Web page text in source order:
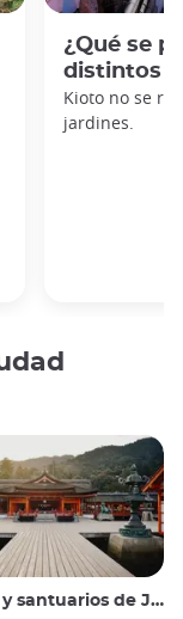
¿Qué se
distintos
Kioto no se
jardines.
de Japón